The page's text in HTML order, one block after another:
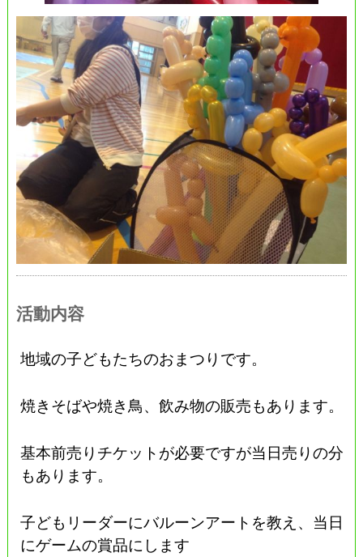
活動内容
地域の子どもたちのおまつりです。
焼きそばや焼き鳥、飲み物の販売もあります。
基本前売りチケットが必要ですが当日売りの分
もあります。
子どもリーダーにバルーンアートを教え、当日
にゲームの賞品にします